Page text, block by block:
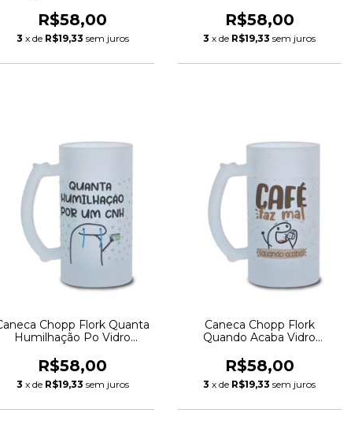
R$58,00
3 x de R$19,33 sem juros
R$58,00
3 x de R$19,33 sem juros
Chopp Flork Quanta
Humilhação Po Vidro
R$58,00
3 x de R$19,33 sem juros
Caneca Chopp Flork
Quando Acaba Vidro
R$58,00
3 x de R$19,33 sem juros